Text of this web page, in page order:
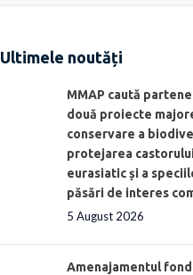
Ultimele noutăți
MMAP caută
două proiecte
conservare a
protejarea
eurasiatic și a
păsări de interes
5 August 2026
Amenajamentul